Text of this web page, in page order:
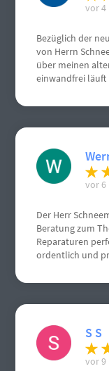
vor 4
Bezüglich der
von Herrn
über meinen
einwandfrei
vielen Dank.
vor 6
Der Herr
Beratung zum
Reparaturen
ordentlich und
S S
vor 9